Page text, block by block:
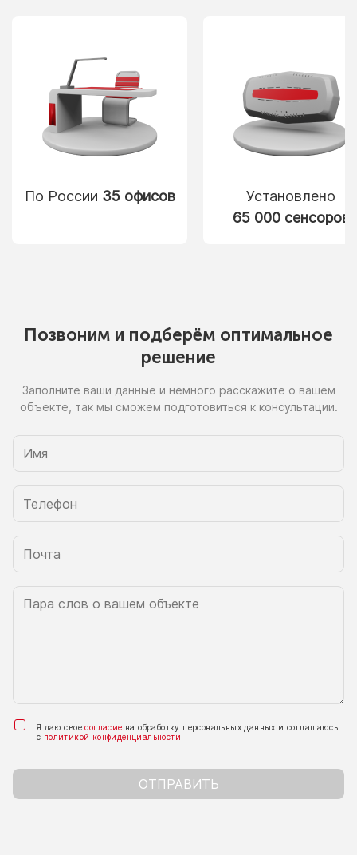
По России 35 офисов
Установлено
65 000 сенсоров
Позвоним и подберём оптимальное
решение
Заполните ваши данные и немного расскажите о вашем
объекте, так мы сможем подготовиться к консультации.
Я даю своесогласие на обработку персональных данных и соглашаюсь
с политикой конфиденциальности
ОТПРАВИТЬ